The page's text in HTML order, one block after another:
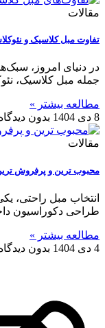
مقالات
تفاوت‌ مبل کلاسیک و
در دنیای امروز،
جمله مبل کلاسیک،
مطالعه بیشتر »
8 دی 1404
بدون
مقالات
محبوب ترین و پرفروش ترین
انتخاب مبل راحتی،
طراحی دکوراسیون
مطالعه بیشتر »
4 دی 1404
بدون